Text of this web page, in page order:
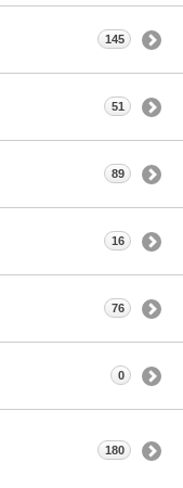
145
51
89
16
76
0
180